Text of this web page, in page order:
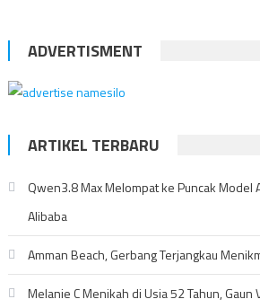
ADVERTISMENT
ARTIKEL TERBARU
Qwen3.8 Max Melompat ke Puncak Model
Alibaba
Amman Beach, Gerbang Terjangkau
Melanie C Menikah di Usia 52 Tahun, Gaun